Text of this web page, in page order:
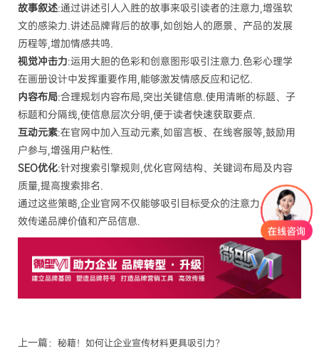
故事叙述:通过讲述引人入胜的故事来吸引读者的注意力,增强软
文的感染力.讲述品牌背后的故事,如创始人的愿景、产品的发展
历程等,增加情感共鸣.
视觉冲击力:运用大胆的色彩和创意图形吸引注意力.色彩心理学
在画册设计中发挥重要作用,能够激发情感反应和记忆.
内容布局:合理规划内容布局,突出关键信息.使用清晰的标题、子
标题和分隔线,使信息层次分明,便于读者快速获取要点.
互动元素:在官网中加入互动元素,如留言板、在线客服等,鼓励用
户参与,增强用户粘性.
SEO优化:针对搜索引擎规则,优化官网结构、关键词布局及内容
质量,提高搜索排名.
通过这些策略,企业官网不仅能够吸引目标受众的注意力,还能有
效传递品牌价值和产品信息.
上一篇： 秘籍！如何让企业宣传材料更具吸引力?